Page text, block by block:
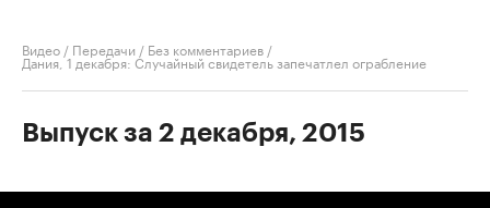
Видео / Передачи / Без комментариев /
Дания, 1 декабря: Случайный свидетель запечатлел ограбление
Выпуск за 2 декабря, 2015